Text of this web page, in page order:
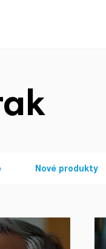
Nové produkty